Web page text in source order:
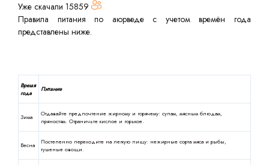
Уже скачали 15859
Правила питания по аюрведе с учетом времён года
представлены ниже.
Время
года
Питание
Зима
Отдавайте предпочтение жирному и горячему: супам, мясным блюдам,
пряностям. Ограничьте кислое и горькое.
Весна
Постепенно переходите на легкую пищу: нежирные сорта мяса и рыбы,
тушеные овощи.